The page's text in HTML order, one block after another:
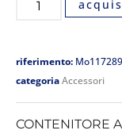
riferimento: Mo117289
categoriaAccessori
CONTENITORE